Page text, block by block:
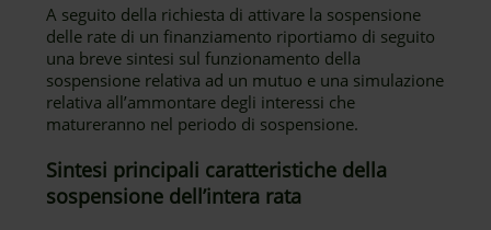
A seguito della richiesta di attivare la sospensione
delle rate di un finanziamento riportiamo di seguito
una breve sintesi sul funzionamento della
sospensione relativa ad un mutuo e una simulazione
relativa all’ammontare degli interessi che
matureranno nel periodo di sospensione.
Sintesi principali caratteristiche della
sospensione dell’intera rata